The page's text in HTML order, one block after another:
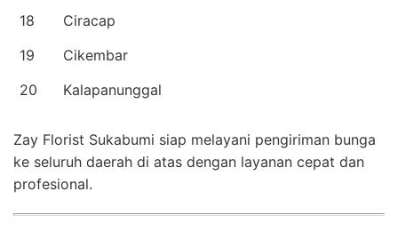
18
Ciracap
19
Cikembar
20
Kalapanunggal
Zay Florist Sukabumi siap melayani pengiriman bunga
ke seluruh daerah di atas dengan layanan cepat dan
profesional.